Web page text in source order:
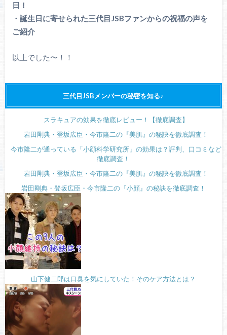
日！
・誕生日に寄せられた三代目JSBファンからの祝福の声を
ご紹介
以上でした〜！！
三代目JSBメンバーの秘密を知る♪
スラキュアの効果を徹底レビュー！【徹底調査】
岩田剛典・登坂広臣・今市隆二の『美肌』の秘訣を徹底調査！
今市隆二が通っている「小顔科学研究所」の効果は？評判、口コミなど
徹底調査！
岩田剛典・登坂広臣・今市隆二の『美肌』の秘訣を徹底調査！
岩田剛典・登坂広臣・今市隆二の『小顔』の秘訣を徹底調査！
山下健二郎は口臭を気にしていた！そのケア方法とは？